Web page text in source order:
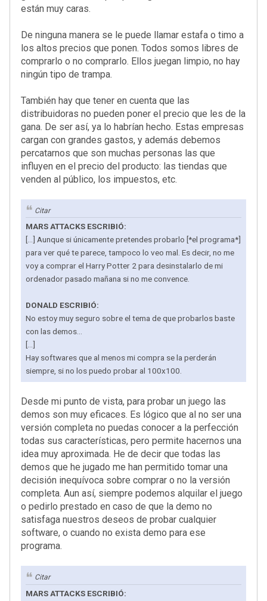
están muy caras.
De ninguna manera se le puede llamar estafa o timo a
los altos precios que ponen. Todos somos libres de
comprarlo o no comprarlo. Ellos juegan limpio, no hay
ningún tipo de trampa.
También hay que tener en cuenta que las
distribuidoras no pueden poner el precio que les de la
gana. De ser así, ya lo habrían hecho. Estas empresas
cargan con grandes gastos, y además debemos
percatarnos que son muchas personas las que
influyen en el precio del producto: las tiendas que
venden al público, los impuestos, etc.
Citar
MARS ATTACKS ESCRIBIÓ:
[...] Aunque si únicamente pretendes probarlo [*el programa*]
para ver qué te parece, tampoco lo veo mal. Es decir, no me
voy a comprar el Harry Potter 2 para desinstalarlo de mi
ordenador pasado mañana si no me convence.
DONALD ESCRIBIÓ:
No estoy muy seguro sobre el tema de que probarlos baste
con las demos...
[...]
Hay softwares que al menos mi compra se la perderán
siempre, si no los puedo probar al 100x100.
Desde mi punto de vista, para probar un juego las
demos son muy eficaces. Es lógico que al no ser una
versión completa no puedas conocer a la perfección
todas sus características, pero permite hacernos una
idea muy aproximada. He de decir que todas las
demos que he jugado me han permitido tomar una
decisión inequívoca sobre comprar o no la versión
completa. Aun así, siempre podemos alquilar el juego
o pedirlo prestado en caso de que la demo no
satisfaga nuestros deseos de probar cualquier
software, o cuando no exista demo para ese
programa.
Citar
MARS ATTACKS ESCRIBIÓ: